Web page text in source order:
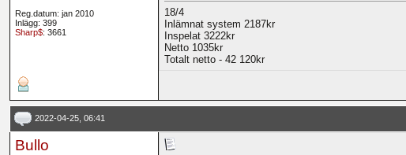
Reg.datum: jan 2010
Inlägg: 399
Sharp$: 3661
18/4
Inlämnat system 2187kr
Inspelat 3222kr
Netto 1035kr
Totalt netto - 42 120kr
2022-04-25, 06:41
Bullo